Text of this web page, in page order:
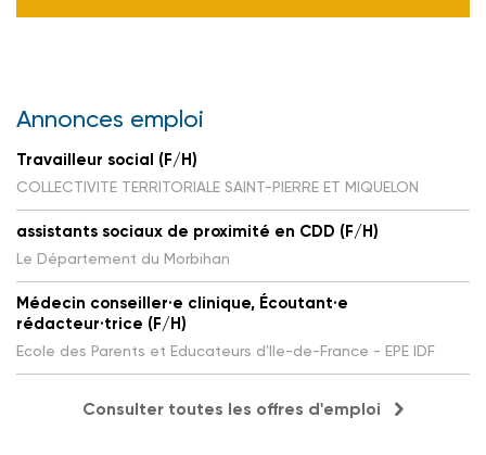
Annonces emploi
Travailleur social (F/H)
COLLECTIVITE TERRITORIALE SAINT-PIERRE ET MIQUELON
assistants sociaux de proximité en CDD (F/H)
Le Département du Morbihan
Médecin conseiller·e clinique, Écoutant·e
rédacteur·trice (F/H)
Ecole des Parents et Educateurs d'Ile-de-France - EPE IDF
Consulter toutes les offres d'emploi